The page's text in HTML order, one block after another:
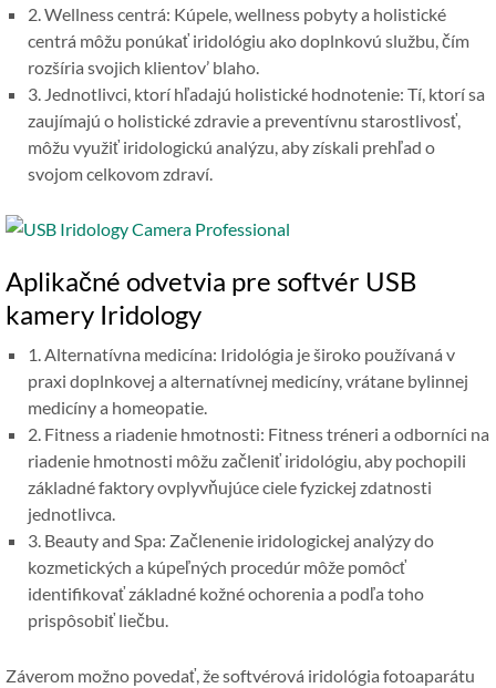
2. Wellness centrá: Kúpele, wellness pobyty a holistické
centrá môžu ponúkať iridológiu ako doplnkovú službu, čím
rozšíria svojich klientov’ blaho.
3. Jednotlivci, ktorí hľadajú holistické hodnotenie: Tí, ktorí sa
zaujímajú o holistické zdravie a preventívnu starostlivosť,
môžu využiť iridologickú analýzu, aby získali prehľad o
svojom celkovom zdraví.
Aplikačné odvetvia pre softvér USB
kamery Iridology
1. Alternatívna medicína: Iridológia je široko používaná v
praxi doplnkovej a alternatívnej medicíny, vrátane bylinnej
medicíny a homeopatie.
2. Fitness a riadenie hmotnosti: Fitness tréneri a odborníci na
riadenie hmotnosti môžu začleniť iridológiu, aby pochopili
základné faktory ovplyvňujúce ciele fyzickej zdatnosti
jednotlivca.
3. Beauty and Spa: Začlenenie iridologickej analýzy do
kozmetických a kúpeľných procedúr môže pomôcť
identifikovať základné kožné ochorenia a podľa toho
prispôsobiť liečbu.
Záverom možno povedať, že softvérová iridológia fotoaparátu